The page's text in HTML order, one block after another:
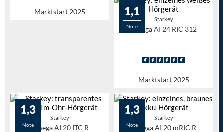
Marktstart 2025 1,1
Note
Starkey
Omega AI 24 RIC 312
Marktstart 2025
1,3
Note
Starkey
Omega AI 20 ITC R
1,3
Note
Starkey
Omega AI 20 mRIC R